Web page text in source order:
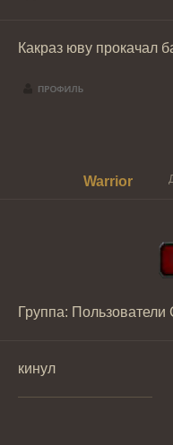
Какраз юву прокачал
Warrior
Группа: Пользователи
кинул